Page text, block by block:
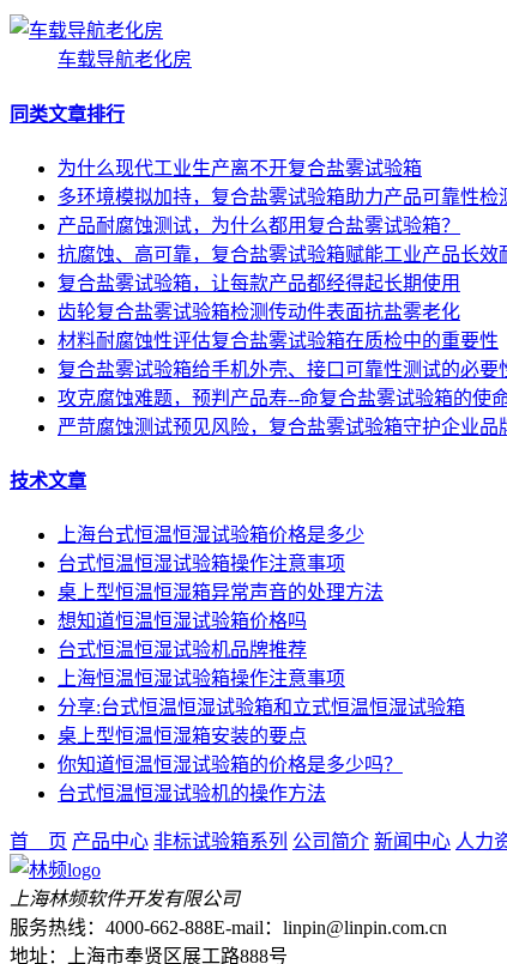
车载导航老化房
同类文章排行
为什么现代工业生产离不开复合盐雾试验箱
多环境模拟加持，复合盐雾试验箱助力产品可靠性检
产品耐腐蚀测试，为什么都用复合盐雾试验箱？
抗腐蚀、高可靠，复合盐雾试验箱赋能工业产品长效
复合盐雾试验箱，让每款产品都经得起长期使用
齿轮复合盐雾试验箱检测传动件表面抗盐雾老化
材料耐腐蚀性评估复合盐雾试验箱在质检中的重要性
复合盐雾试验箱给手机外壳、接口可靠性测试的必要
攻克腐蚀难题，预判产品寿--命复合盐雾试验箱的使
严苛腐蚀测试预见风险，复合盐雾试验箱守护企业品
技术文章
上海台式恒温恒湿试验箱价格是多少
台式恒温恒湿试验箱操作注意事项
桌上型恒温恒湿箱异常声音的处理方法
想知道恒温恒湿试验箱价格吗
台式恒温恒湿试验机品牌推荐
上海恒温恒湿试验箱操作注意事项
分享:台式恒温恒湿试验箱和立式恒温恒湿试验箱
桌上型恒温恒湿箱安装的要点
你知道恒温恒湿试验箱的价格是多少吗？
台式恒温恒湿试验机的操作方法
首 页 产品中心 非标试验箱系列 公司简介 新闻中心 人力
上海林频软件开发有限公司
服务热线：4000-662-888E-mail：linpin@linpin.com.cn
地址：上海市奉贤区展工路888号